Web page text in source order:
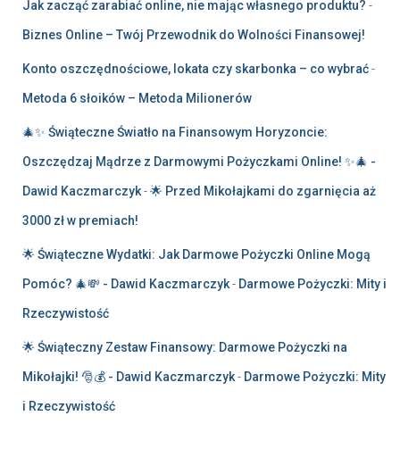
Jak zacząć zarabiać online, nie mając własnego produktu? -
Biznes Online – Twój Przewodnik do Wolności Finansowej!
Konto oszczędnościowe, lokata czy skarbonka – co wybrać-
Metoda 6 słoików – Metoda Milionerów
🎄✨ Świąteczne Światło na Finansowym Horyzoncie:
Oszczędzaj Mądrze z Darmowymi Pożyczkami Online! ✨🎄 -
Dawid Kaczmarczyk-🌟 Przed Mikołajkami do zgarnięcia aż
3000 zł w premiach!
🌟 Świąteczne Wydatki: Jak Darmowe Pożyczki Online Mogą
Pomóc? 🎄💸 - Dawid Kaczmarczyk- Darmowe Pożyczki: Mity i
Rzeczywistość
🌟 Świąteczny Zestaw Finansowy: Darmowe Pożyczki na
Mikołajki! 🎅💰 - Dawid Kaczmarczyk- Darmowe Pożyczki: Mity
i Rzeczywistość